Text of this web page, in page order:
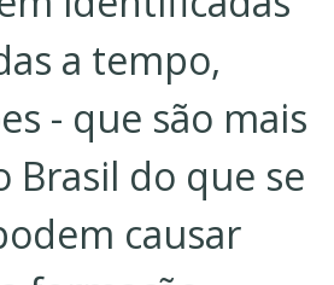
a tempo,
- que são mais
Brasil do que se
causar